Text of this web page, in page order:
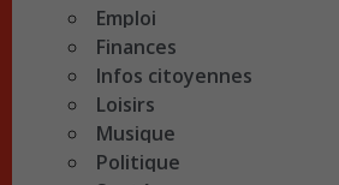
Emploi
Finances
Infos citoyennes
Loisirs
Musique
Politique